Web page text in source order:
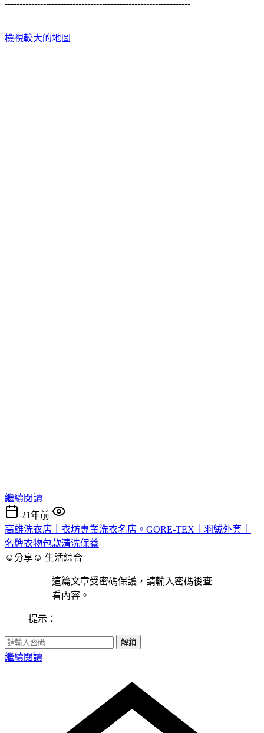
---------------------------------------------------------------
檢視較大的地圖
繼續閱讀
21年前
高雄洗衣店｜衣坊專業洗衣名店。GORE-TEX｜羽絨外套｜
名牌衣物包款清洗保養
☺分享☺ 生活綜合
這篇文章受密碼保護，請輸入密碼後查
看內容。
提示：
解鎖
繼續閱讀